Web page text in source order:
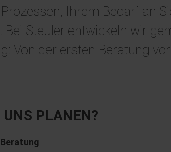
Ihrem Bedarf an
Bei Steuler entwickeln wir
Von der ersten Beratung
PLANEN?